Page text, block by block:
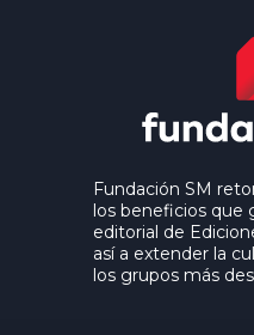
Fundación SM
los beneficios que
editorial de
así a extender la
los grupos más